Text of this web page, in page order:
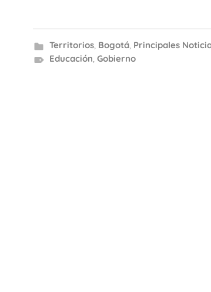
Territorios, Bogotá, Principales
Educación Gobierno